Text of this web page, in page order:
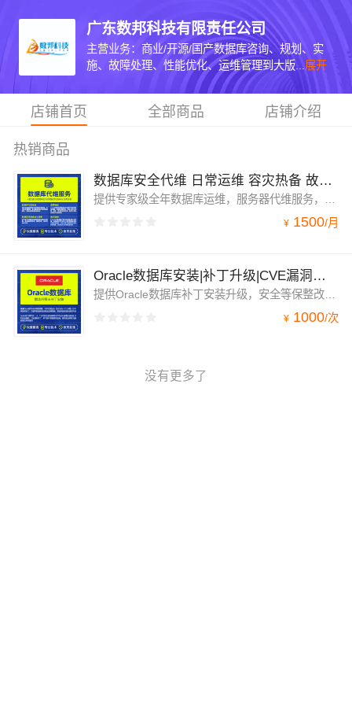
广东数邦科技有限责任公司
主营业务：商业/开源/国产数据库咨询、规划、实
施、故障处理、性能优化、运维管理到大版... 展开
店铺首页 全部商品 店铺介绍
热销商品
数据库安全代维 日常运维 容灾热备 故障处理 性能优化 月度巡检 包年签约维护服务
¥ 1500/月
Oracle数据库安装|补丁升级|CVE漏洞修复|等保安全整改
提供Oracle数据库补丁安装升级，安全等保整改，CVE漏洞修复，绿盟漏扫报告修复，Weblogic中间件补丁安装升级等服务。
¥ 1000/次
没有更多了